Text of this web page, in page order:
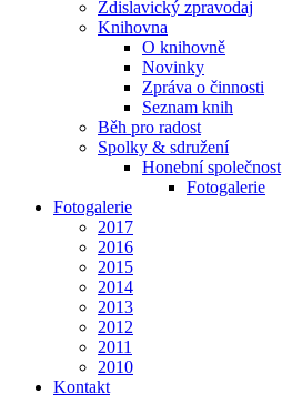
Zdislavický zpravodaj
Knihovna
O knihovně
Novinky
Zpráva o činnosti
Seznam knih
Běh pro radost
Spolky & sdružení
Honební společnost
Fotogalerie
Fotogalerie
2017
2016
2015
2014
2013
2012
2011
2010
Kontakt